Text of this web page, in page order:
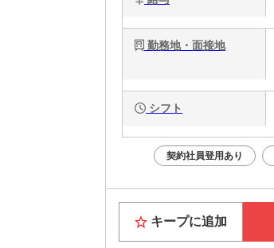
勤務地・面接地
シフト
契約社員登用あり
キープに追加